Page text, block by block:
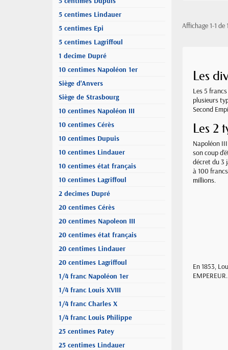
5 centimes Lindauer
5 centimes Epi
5 centimes Lagriffoul
1 decime Dupré
10 centimes Napoléon 1er
Siège d'Anvers
Siège de Strasbourg
10 centimes Napoléon III
10 centimes Cérès
10 centimes Dupuis
10 centimes Lindauer
10 centimes état français
10 centimes Lagriffoul
2 decimes Dupré
20 centimes Cérès
20 centimes Napoleon III
20 centimes état français
20 centimes Lindauer
20 centimes Lagriffoul
1/4 franc Napoléon 1er
1/4 franc Louis XVIII
1/4 franc Charles X
1/4 franc Louis Philippe
25 centimes Patey
25 centimes Lindauer
Affichage 1-1 de
Les
Les 5
plusieurs
Second
Les 2
Napoléon
son coup
décret du 3
à 100
millions.
En 1853,